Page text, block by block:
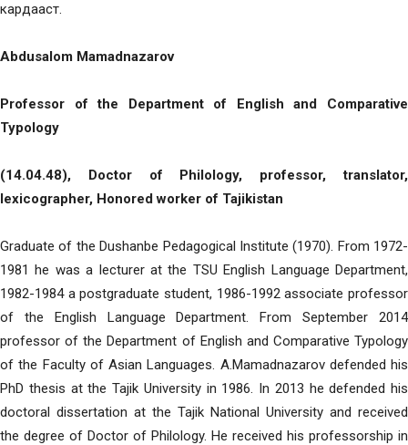
кардааст.
Abdusalom Mamadnazarov
Professor of the Department of English and Comparative
Typology
(14.04.48), Doctor of Philology, professor, translator,
lexicographer, Honored worker of Tajikistan
Graduate of the Dushanbe Pedagogical Institute (1970). From 1972-
1981 he was a lecturer at the TSU English Language Department,
1982-1984 a postgraduate student, 1986-1992 associate professor
of the English Language Department. From September 2014
professor of the Department of English and Comparative Typology
of the Faculty of Asian Languages. A.Mamadnazarov defended his
PhD thesis at the Tajik University in 1986. In 2013 he defended his
doctoral dissertation at the Tajik National University and received
the degree of Doctor of Philology. He received his professorship in